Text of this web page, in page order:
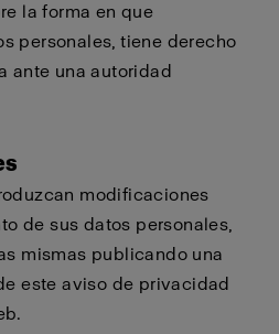
la forma en que
personales, tiene derecho
ante una autoridad
modificaciones
de sus datos personales,
mismas publicando una
este aviso de privacidad